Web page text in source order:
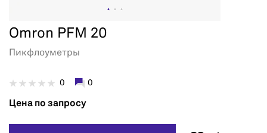
Omron PFM 20
Пикфлоуметры
0 0
Цена по запросу